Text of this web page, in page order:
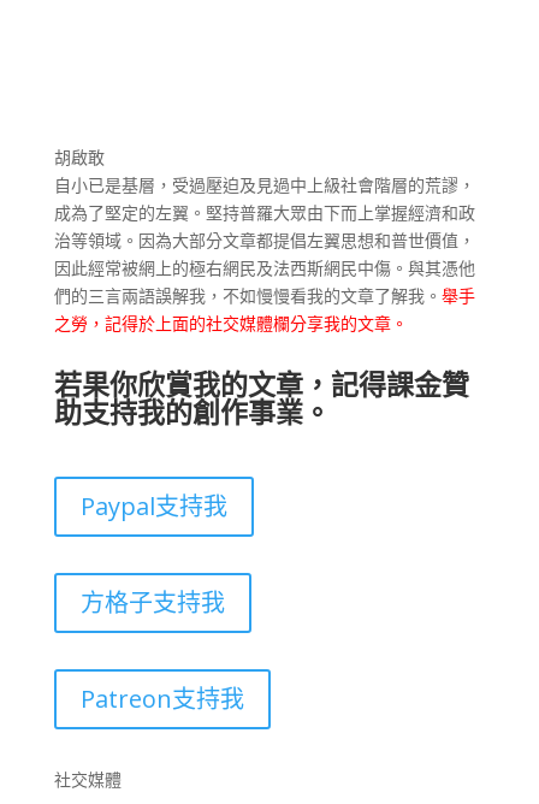
胡啟敢
自小已是基層，受過壓迫及見過中上級社會階層的荒謬，
成為了堅定的左翼。堅持普羅大眾由下而上掌握經濟和政
治等領域。因為大部分文章都提倡左翼思想和普世價值，
因此經常被網上的極右網民及法西斯網民中傷。與其憑他
們的三言兩語誤解我，不如慢慢看我的文章了解我。 舉手
之勞，記得於上面的社交媒體欄分享我的文章。
若果你欣賞我的文章，記得課金贊
助支持我的創作事業。
Paypal支持我
方格子支持我
Patreon支持我
社交媒體